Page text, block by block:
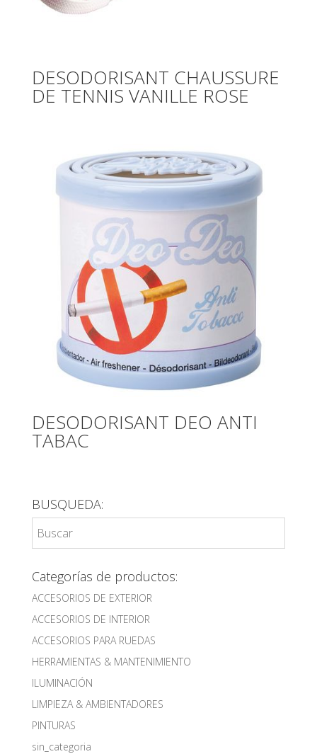
DESODORISANT CHAUSSURE
DE TENNIS VANILLE ROSE
DESODORISANT DEO ANTI
TABAC
BUSQUEDA:
Categorías de productos:
ACCESORIOS DE EXTERIOR
ACCESORIOS DE INTERIOR
ACCESORIOS PARA RUEDAS
HERRAMIENTAS & MANTENIMIENTO
ILUMINACIÓN
LIMPIEZA & AMBIENTADORES
PINTURAS
sin_categoria